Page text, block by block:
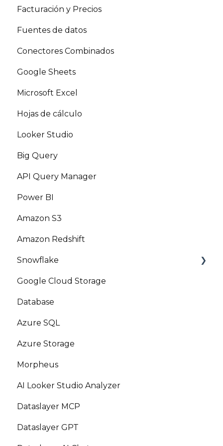
Facturación y Precios
Fuentes de datos
Conectores Combinados
Google Sheets
Microsoft Excel
Hojas de cálculo
Looker Studio
Big Query
API Query Manager
Power BI
Amazon S3
Amazon Redshift
Snowflake
Marketplace
Google Cloud Storage
Database
Azure SQL
Azure Storage
Morpheus
AI Looker Studio Analyzer
Dataslayer MCP
Dataslayer GPT